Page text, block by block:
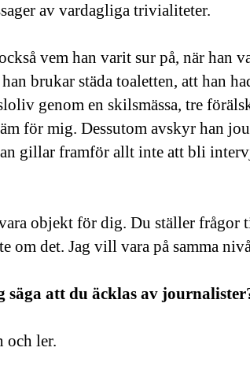
av vardagliga trivialiteter.
vem han varit sur på, när han
brukar städa toaletten, att han
genom en skilsmässa, tre
för mig. Dessutom avskyr han
gillar framför allt inte att bli
objekt för dig. Du ställer frågor
om det. Jag vill vara på samma
att du äcklas av
och ler.